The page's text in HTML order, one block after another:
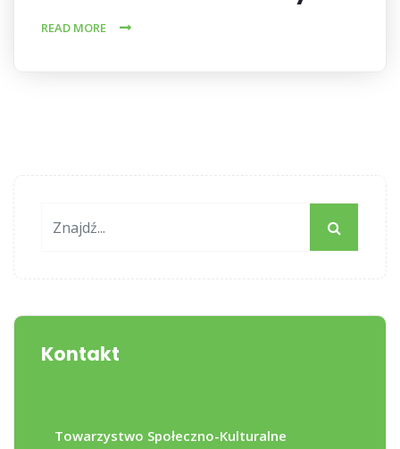
READ MORE
Kontakt
Towarzystwo Społeczno-Kulturalne